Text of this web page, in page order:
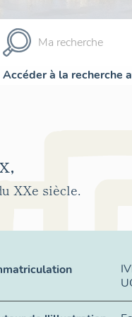
Accéder à la recherche
XXe siècle.